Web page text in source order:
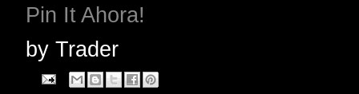
Pin It Ahora!
by Trader